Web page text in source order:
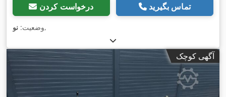
درخواست کردن تماس بگیرید
وضعیت: نو ,
آگهی کوچک